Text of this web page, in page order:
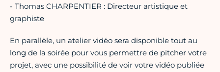
- Thomas CHARPENTIER : Directeur artistique et
graphiste
En parallèle, un atelier vidéo sera disponible tout au
long de la soirée pour vous permettre de pitcher votre
projet, avec une possibilité de voir votre vidéo publiée